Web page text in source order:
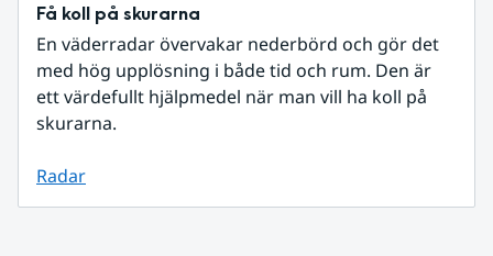
Få koll på skurarna
En väderradar övervakar nederbörd och gör det
med hög upplösning i både tid och rum. Den är
ett värdefullt hjälpmedel när man vill ha koll på
skurarna.
Radar